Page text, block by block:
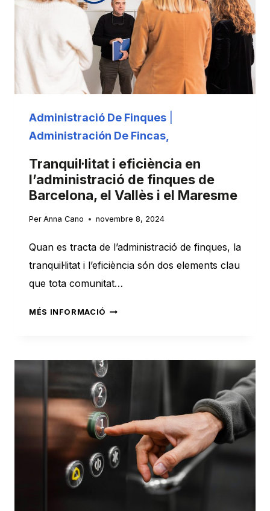
NO
CONTRACTAR
UNA
EMPRESA
D’ADMINISTRACIÓ
COMUNITATS
DE
EFICIENT
Administració De Finques
Administración De Fincas,
Tranquil·litat i eficiència en
l’administració de finques de
Barcelona, el Vallès i el Maresme
Per Anna Cano novembre 8, 2024
Quan es tracta de l’administració de finques, la
tranquil·litat i l’eficiència són dos elements clau
que tota comunitat…
MÉS INFORMACIÓ TRANQUIL·LITAT
EN
DE
FINQUES
DE
BARCELONA,